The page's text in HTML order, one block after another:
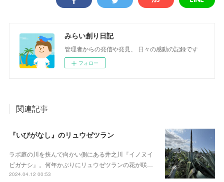
みらい創り日記
管理者からの発信や発見、 日々の感動の記録です
フォロー
関連記事
『いびがなし』のリュウゼツラン
ラボ庭の川を挟んで向かい側にある井之川『イノヌイ
ビガナシ』。何年かぶりにリュウゼツランの花が咲…
2024.04.12 00:53